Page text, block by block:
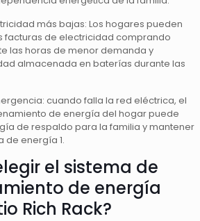
más bajas: Los hogares pueden
facturas de electricidad comprando
las horas de menor demanda y
almacenada en baterías durante las
cuando falla la red eléctrica, el
de energía del hogar puede
de respaldo para la familia y mantener
de energía 1.
el sistema de
de energía
Rich Rack?